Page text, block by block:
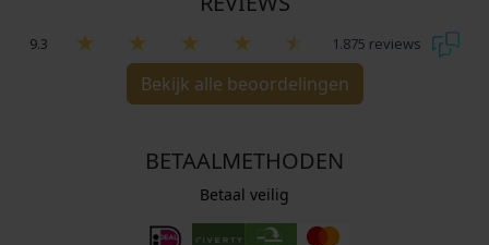
9.3 1.875 reviews
Bekijk alle beoordelingen
BETAALMETHODEN
Betaal veilig